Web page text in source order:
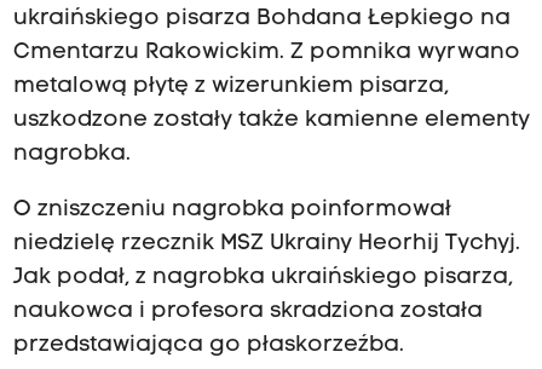
ukraińskiego pisarza Bohdana Łepkiego na
Cmentarzu Rakowickim. Z pomnika wyrwano
metalową płytę z wizerunkiem pisarza,
uszkodzone zostały także kamienne elementy
nagrobka.
O zniszczeniu nagrobka poinformował
niedzielę rzecznik MSZ Ukrainy Heorhij Tychyj.
Jak podał, z nagrobka ukraińskiego pisarza,
naukowca i profesora skradziona została
przedstawiająca go płaskorzeźba.